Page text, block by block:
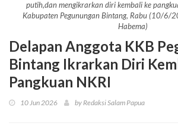
putih,dan mengikrarkan diri kembali ke
Kabupaten Pegunungan Bintang, Rabu (10/6/
Habema)
Delapan Anggota KKB
Bintang Ikrarkan Diri
Pangkuan NKRI
10 Jun 2026 by Redaksi Salam Papua